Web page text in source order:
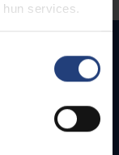
services.